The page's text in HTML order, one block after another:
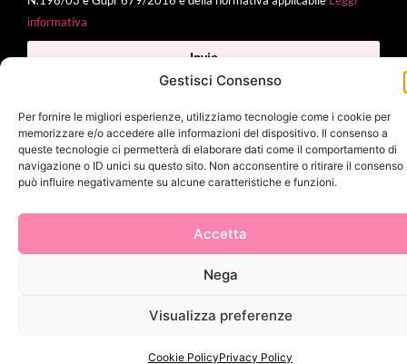
Gestisci Consenso
Per fornire le migliori esperienze, utilizziamo tecnologie come i cookie per
memorizzare e/o accedere alle informazioni del dispositivo. Il consenso a
queste tecnologie ci permetterà di elaborare dati come il comportamento di
navigazione o ID unici su questo sito. Non acconsentire o ritirare il consenso
può influire negativamente su alcune caratteristiche e funzioni.
Accetta
Nega
Visualizza preferenze
Cookie PolicyPrivacy Policy
informativa
Invia
2025 Delì |Privacy Policy|Cookie Policy| Made with byJenny
Mina